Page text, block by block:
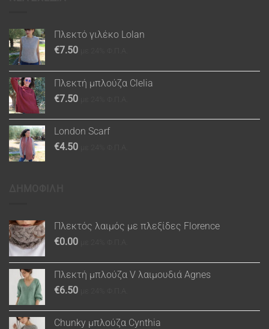
Πλεκτό γιλέκο Lolan
€7.50
Πλεκτή μπλούζα Clelia
€7.50
London Scarf
€4.50
Πλεκτός λαιμός με πλεξίδες Florence
€0.00
Πλεκτή μπλούζα V λαιμουδιά Agnes
€6.50
Chunky μπλούζα Cynthia